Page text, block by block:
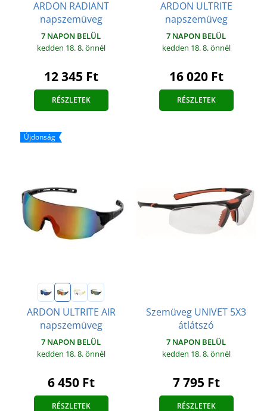
ARDON RADIANT
napszemüveg
7 NAPON BELÜL
kedden 18. 8.önnél
12 345 Ft
RÉSZLETEK
ARDON ULTRITE
napszemüveg
7 NAPON BELÜL
kedden 18. 8.önnél
16 020 Ft
RÉSZLETEK
Újdonság
ARDON ULTRITE AIR
napszemüveg
7 NAPON BELÜL
kedden 18. 8.önnél
6 450 Ft
RÉSZLETEK
Szemüveg UNIVET 5X3
átlátszó
7 NAPON BELÜL
kedden 18. 8.önnél
7 795 Ft
RÉSZLETEK